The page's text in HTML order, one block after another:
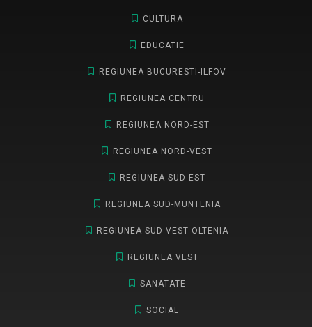
CULTURA
EDUCATIE
REGIUNEA BUCURESTI-ILFOV
REGIUNEA CENTRU
REGIUNEA NORD-EST
REGIUNEA NORD-VEST
REGIUNEA SUD-EST
REGIUNEA SUD-MUNTENIA
REGIUNEA SUD-VEST OLTENIA
REGIUNEA VEST
SANATATE
SOCIAL